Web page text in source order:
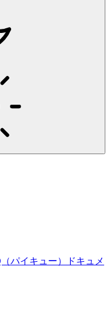
パイキュー）ドキュメ